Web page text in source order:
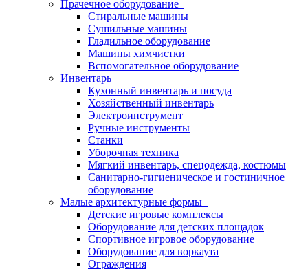
Прачечное оборудование
Стиральные машины
Сушильные машины
Гладильное оборудование
Машины химчистки
Вспомогательное оборудование
Инвентарь
Кухонный инвентарь и посуда
Хозяйственный инвентарь
Электроинструмент
Ручные инструменты
Станки
Уборочная техника
Мягкий инвентарь, спецодежда, костюмы
Санитарно-гигиеническое и гостиничное
оборудование
Малые архитектурные формы
Детские игровые комплексы
Оборудование для детских площадок
Спортивное игровое оборудование
Оборудование для воркаута
Ограждения